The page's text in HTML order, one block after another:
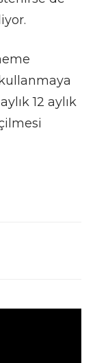
12 aylık